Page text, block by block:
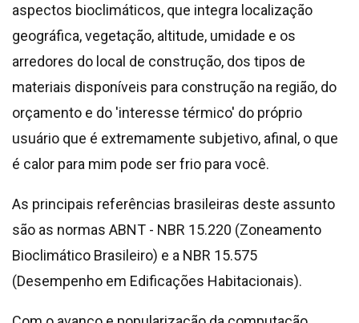
aspectos bioclimáticos, que integra localização
geográfica, vegetação, altitude, umidade e os
arredores do local de construção, dos tipos de
materiais disponíveis para construção na região, do
orçamento e do 'interesse térmico' do próprio
usuário que é extremamente subjetivo, afinal, o que
é calor para mim pode ser frio para você.
As principais referências brasileiras deste assunto
são as normas ABNT - NBR 15.220 (Zoneamento
Bioclimático Brasileiro) e a NBR 15.575
(Desempenho em Edificações Habitacionais).